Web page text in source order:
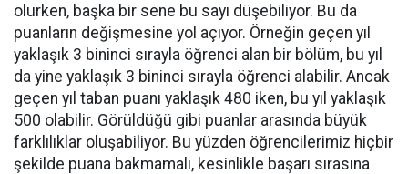
olurken, başka bir sene bu sayı düşebiliyor. Bu da
puanların değişmesine yol açıyor. Örneğin geçen yıl
yaklaşık 3 bininci sırayla öğrenci alan bir bölüm, bu yıl
da yine yaklaşık 3 bininci sırayla öğrenci alabilir. Ancak
geçen yıl taban puanı yaklaşık 480 iken, bu yıl yaklaşık
500 olabilir. Görüldüğü gibi puanlar arasında büyük
farklılıklar oluşabiliyor. Bu yüzden öğrencilerimiz hiçbir
şekilde puana bakmamalı, kesinlikle başarı sırasına